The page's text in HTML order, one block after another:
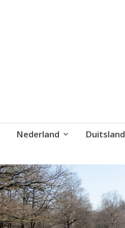
Nederland Duitsland